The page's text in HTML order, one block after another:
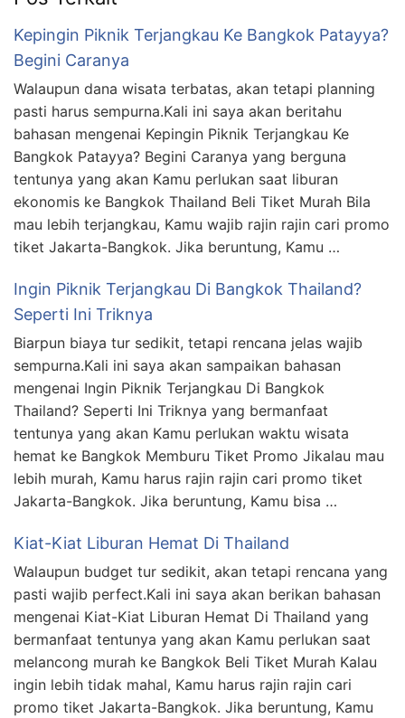
Kepingin Piknik Terjangkau Ke Bangkok Patayya?
Begini Caranya
Walaupun dana wisata terbatas, akan tetapi planning
pasti harus sempurna.Kali ini saya akan beritahu
bahasan mengenai Kepingin Piknik Terjangkau Ke
Bangkok Patayya? Begini Caranya yang berguna
tentunya yang akan Kamu perlukan saat liburan
ekonomis ke Bangkok Thailand Beli Tiket Murah Bila
mau lebih terjangkau, Kamu wajib rajin rajin cari promo
tiket Jakarta-Bangkok. Jika beruntung, Kamu …
Ingin Piknik Terjangkau Di Bangkok Thailand?
Seperti Ini Triknya
Biarpun biaya tur sedikit, tetapi rencana jelas wajib
sempurna.Kali ini saya akan sampaikan bahasan
mengenai Ingin Piknik Terjangkau Di Bangkok
Thailand? Seperti Ini Triknya yang bermanfaat
tentunya yang akan Kamu perlukan waktu wisata
hemat ke Bangkok Memburu Tiket Promo Jikalau mau
lebih murah, Kamu harus rajin rajin cari promo tiket
Jakarta-Bangkok. Jika beruntung, Kamu bisa …
Kiat-Kiat Liburan Hemat Di Thailand
Walaupun budget tur sedikit, akan tetapi rencana yang
pasti wajib perfect.Kali ini saya akan berikan bahasan
mengenai Kiat-Kiat Liburan Hemat Di Thailand yang
bermanfaat tentunya yang akan Kamu perlukan saat
melancong murah ke Bangkok Beli Tiket Murah Kalau
ingin lebih tidak mahal, Kamu harus rajin rajin cari
promo tiket Jakarta-Bangkok. Jika beruntung, Kamu